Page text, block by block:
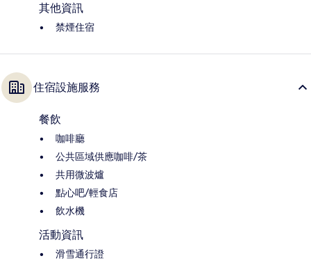
其他資訊
禁煙住宿
住宿設施服務
餐飲
咖啡廳
公共區域供應咖啡/茶
共用微波爐
點心吧/輕食店
飲水機
活動資訊
滑雪通行證